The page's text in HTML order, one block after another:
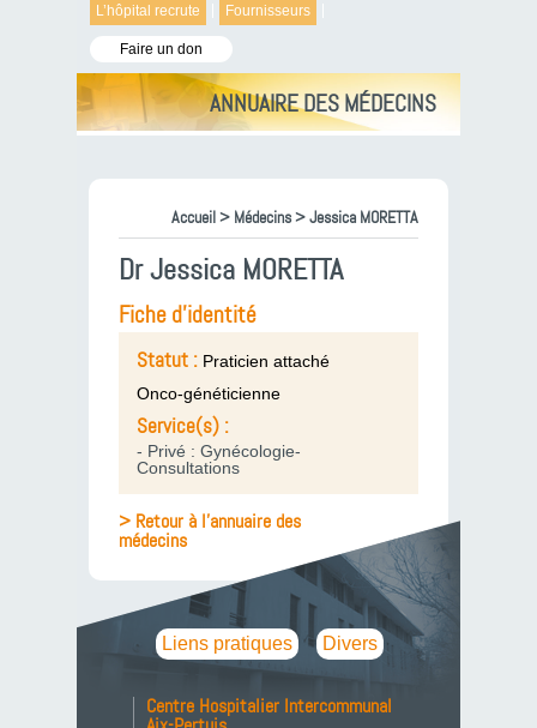
L’hôpital recrute Fournisseurs
Faire un don
ANNUAIRE DES MÉDECINS
Accueil> Médecins> Jessica MORETTA
Dr Jessica MORETTA
Fiche d'identité
Statut : Praticien attaché
Onco-généticienne
Service(s) :
- Privé : Gynécologie-
Consultations
> Retour à l'annuaire des
médecins
Liens pratiques Divers
Centre Hospitalier Intercommunal